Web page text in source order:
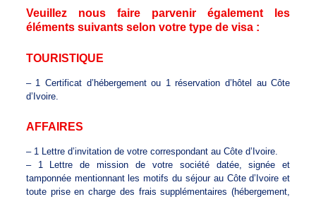
Veuillez nous faire parvenir également les
éléments suivants selon votre type de visa :
TOURISTIQUE
– 1 Certificat d’hébergement ou 1 réservation d’hôtel au Côte
d’Ivoire.
AFFAIRES
– 1 Lettre d’invitation de votre correspondant au Côte d’Ivoire.
– 1 Lettre de mission de votre société datée, signée et
tamponnée mentionnant les motifs du séjour au Côte d’Ivoire et
toute prise en charge des frais supplémentaires (hébergement,